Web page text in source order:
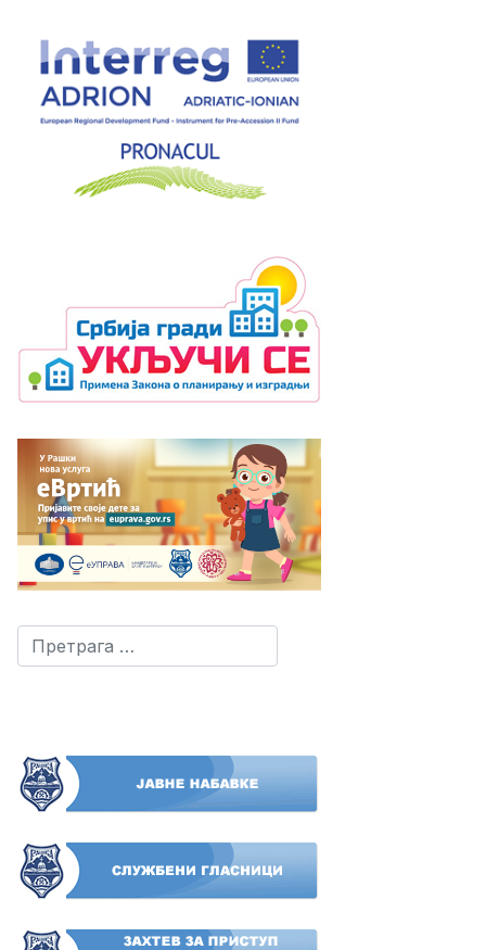
Претрага